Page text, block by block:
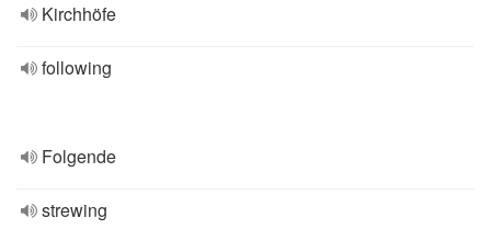
Kirchhöfe
following
Folgende
strewing